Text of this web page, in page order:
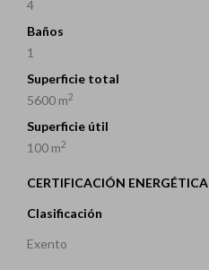
4
Baños
1
Superficie total
5600 m2
Superficie útil
100 m2
CERTIFICACIÓN ENERGÉTICA
Clasificación
Exento